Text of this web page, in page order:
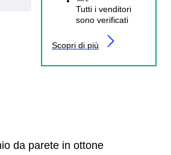
Tutti i venditori
sono verificati
Scopri di più
da parete in ottone